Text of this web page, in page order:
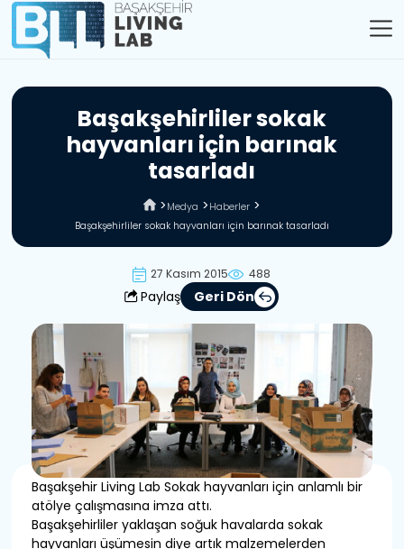
Başakşehirlilersokak
hayvanları için barınak
tasarladı
Medya
Haberler
Başakşehirliler sokak hayvanları için barınak tasarladı
27 Kasım 2015 488
Paylaş Geri Dön
Başakşehir Living Lab Sokak hayvanları için anlamlı bir
atölye çalışmasına imza attı.
Başakşehirliler yaklaşan soğuk havalarda sokak
hayvanları üşümesin diye artık malzemelerden